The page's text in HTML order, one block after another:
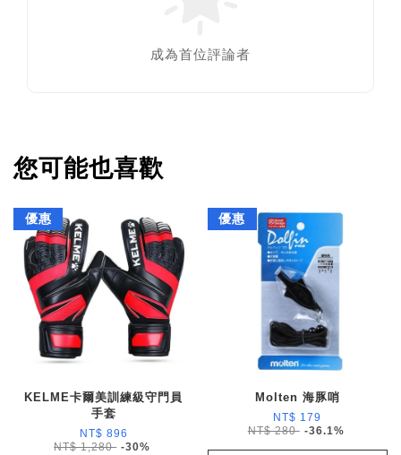
成為首位評論者
您可能也喜歡
優惠
KELME卡爾美訓練級守門員
手套
NT$ 896
NT$ 1,280 -30%
優惠
Molten 海豚哨
NT$ 179
NT$ 280 -36.1%